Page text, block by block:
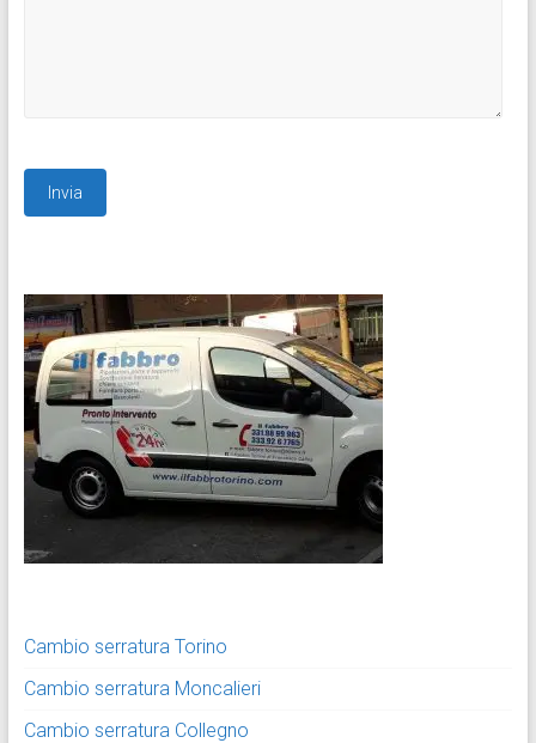
Cambio serratura Torino
Cambio serratura Moncalieri
Cambio serratura Collegno